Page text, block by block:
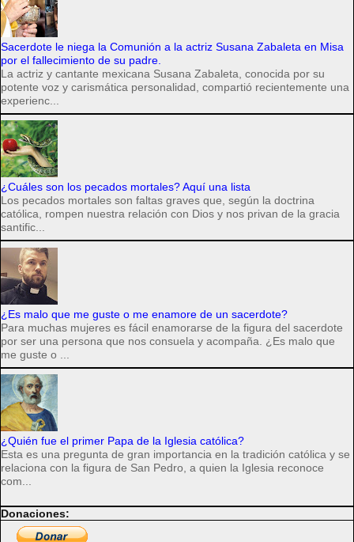
Sacerdote le niega la Comunión a la actriz Susana Zabaleta en Misa
por el fallecimiento de su padre.
La actriz y cantante mexicana Susana Zabaleta, conocida por su
potente voz y carismática personalidad, compartió recientemente una
experienc...
¿Cuáles son los pecados mortales? Aquí una lista
Los pecados mortales son faltas graves que, según la doctrina
católica, rompen nuestra relación con Dios y nos privan de la gracia
santific...
¿Es malo que me guste o me enamore de un sacerdote?
Para muchas mujeres es fácil enamorarse de la figura del sacerdote
por ser una persona que nos consuela y acompaña. ¿Es malo que
me guste o ...
¿Quién fue el primer Papa de la Iglesia católica?
Esta es una pregunta de gran importancia en la tradición católica y se
relaciona con la figura de San Pedro, a quien la Iglesia reconoce
com...
Donaciones: